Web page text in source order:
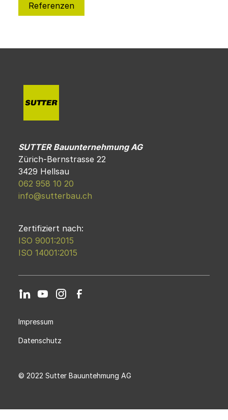
Referenzen
SUTTER Bauunternehmung AG
Zürich-Bernstrasse 22
3429 Hellsau
062 958 10 20
info@sutterbau.ch
Zertifiziert nach:
ISO 9001:2015
ISO 14001:2015
© 2022 Sutter Bauuntehmung AG
Impressum
Datenschutz